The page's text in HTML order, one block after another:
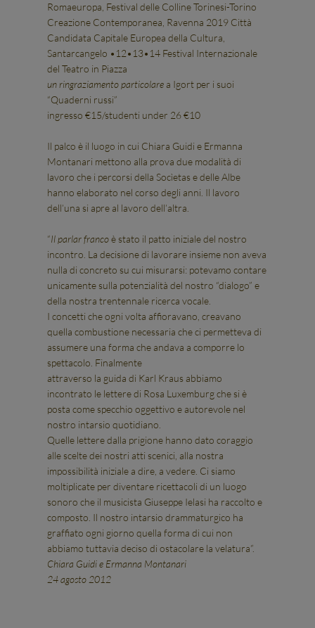
Romaeuropa, Festival delle Colline Torinesi-Torino
Creazione Contemporanea, Ravenna 2019 Città
Candidata Capitale Europea della Cultura,
Santarcangelo •12•13•14 Festival Internazionale
del Teatro in Piazza
un ringraziamento particolare a Igort per i suoi
“Quaderni russi”
ingresso €15/studenti under 26 €10
Il palco è il luogo in cui Chiara Guidi e Ermanna
Montanari mettono alla prova due modalità di
lavoro che i percorsi della Socìetas e delle Albe
hanno elaborato nel corso degli anni. Il lavoro
dell’una si apre al lavoro dell’altra.
“Il parlar francoè stato il patto iniziale del nostro
incontro. La decisione di lavorare insieme non aveva
nulla di concreto su cui misurarsi: potevamo contare
unicamente sulla potenzialità del nostro “dialogo” e
della nostra trentennale ricerca vocale.
I concetti che ogni volta affioravano, creavano
quella combustione necessaria che ci permetteva di
assumere una forma che andava a comporre lo
spettacolo. Finalmente
attraverso la guida di Karl Kraus abbiamo
incontrato le lettere di Rosa Luxemburg che si è
posta come specchio oggettivo e autorevole nel
nostro intarsio quotidiano.
Quelle lettere dalla prigione hanno dato coraggio
alle scelte dei nostri atti scenici, alla nostra
impossibilità iniziale a dire, a vedere. Ci siamo
moltiplicate per diventare ricettacoli di un luogo
sonoro che il musicista Giuseppe Ielasi ha raccolto e
composto. Il nostro intarsio drammaturgico ha
graffiato ogni giorno quella forma di cui non
abbiamo tuttavia deciso di ostacolare la velatura”.
Chiara Guidi e Ermanna Montanari
24 agosto 2012